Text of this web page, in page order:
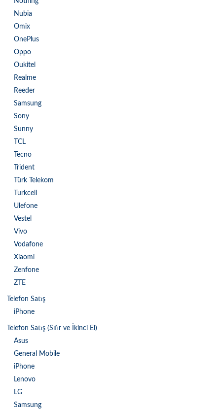
Nubia
Omix
OnePlus
Oppo
Oukitel
Realme
Reeder
Samsung
Sony
Sunny
TCL
Tecno
Trident
Türk Telekom
Turkcell
Ulefone
Vestel
Vivo
Vodafone
Xiaomi
Zenfone
ZTE
Telefon Satış
iPhone
Telefon Satış (Sıfır ve İkinci El)
Asus
General Mobile
iPhone
Lenovo
LG
Samsung